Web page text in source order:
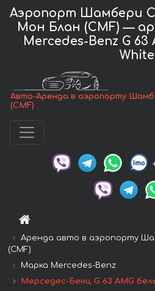
Аэропорт Шамбери
Мон Блан (CMF) —
Mercedes-Benz G 63
White
Авто-Аренда в аэропорту
(CMF)
Аренда авто в аэропорту
(CMF)
Марка Mercedes-Benz
Мерседес-Бенц G 63 AMG